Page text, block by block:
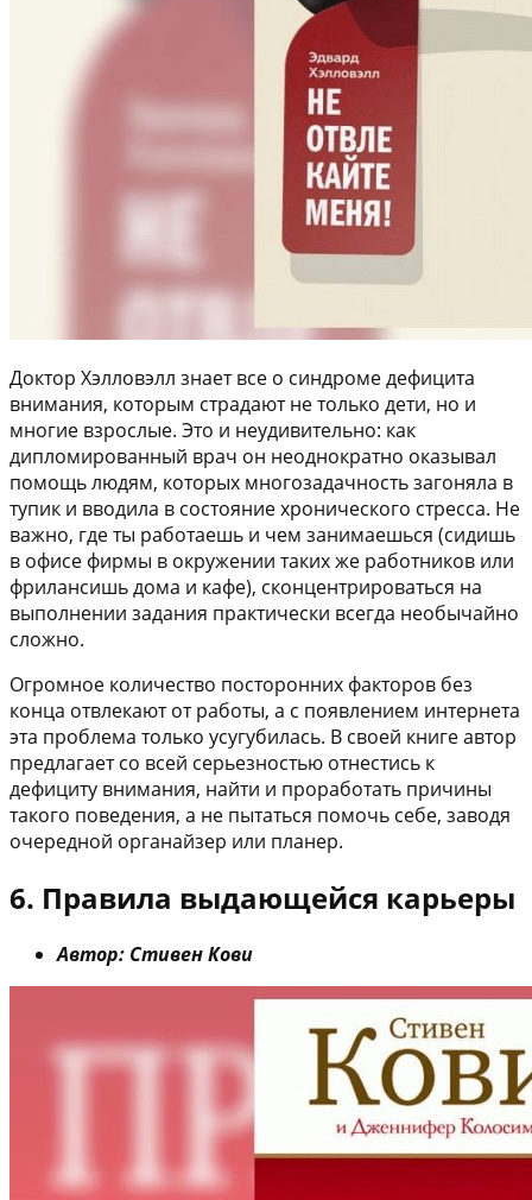
Доктор Хэлловэлл знает все о синдроме дефицита
внимания, которым страдают не только дети, но и
многие взрослые. Это и неудивительно: как
дипломированный врач он неоднократно оказывал
помощь людям, которых многозадачность загоняла в
тупик и вводила в состояние хронического стресса. Не
важно, где ты работаешь и чем занимаешься (сидишь
в офисе фирмы в окружении таких же работников или
фрилансишь дома и кафе), сконцентрироваться на
выполнении задания практически всегда необычайно
сложно.
Огромное количество посторонних факторов без
конца отвлекают от работы, а с появлением интернета
эта проблема только усугубилась. В своей книге автор
предлагает со всей серьезностью отнестись к
дефициту внимания, найти и проработать причины
такого поведения, а не пытаться помочь себе, заводя
очередной органайзер или планер.
6. Правила выдающейся карьеры
Автор: Стивен Кови